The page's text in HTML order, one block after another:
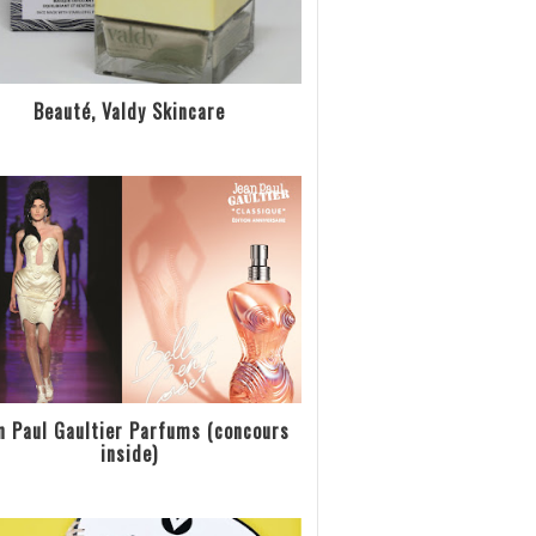
Beauté, Valdy Skincare
Paul Gaultier Parfums (concours
inside)